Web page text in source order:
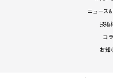
ニュース
技術
コ
お知